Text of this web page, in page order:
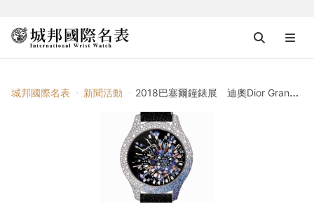
城邦國際名表 新聞活動 2018巴塞爾鐘錶展 迪奧Dior Grand Soir系列